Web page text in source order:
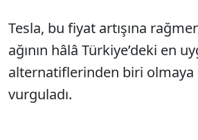
Tesla, bu fiyat artışına
ağının hâlâ Türkiye’deki en
alternatiflerinden biri
vurguladı.